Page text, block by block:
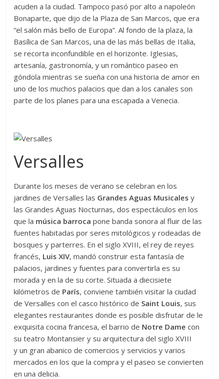
acuden a la ciudad. Tampoco pasó por alto a napoleón
Bonaparte, que dijo de la Plaza de San Marcos, que era
“el salón más bello de Europa”. Al fondo de la plaza, la
Basílica de San Marcos, una de las más bellas de Italia,
se recorta inconfundible en el horizonte. Iglesias,
artesanía, gastronomía, y un romántico paseo en
góndola mientras se sueña con una historia de amor en
uno de los muchos palacios que dan a los canales son
parte de los planes para una escapada a Venecia.
Versalles
Durante los meses de verano se celebran en los
jardines de Versalles las Grandes Aguas Musicales y
las Grandes Aguas Nocturnas, dos espectáculos en los
que la música barroca pone banda sonora al fluir de las
fuentes habitadas por seres mitológicos y rodeadas de
bosques y parterres. En el siglo XVIII, el rey de reyes
francés, Luis XIV, mandó construir esta fantasía de
palacios, jardines y fuentes para convertirla es su
morada y en la de su corte. Situada a diecisiete
kilómetros de París, conviene también visitar la ciudad
de Versalles con el casco histórico de Saint Louis, sus
elegantes restaurantes donde es posible disfrutar de le
exquisita cocina francesa, el barrio de Notre Dame con
su teatro Montansier y su arquitectura del siglo XVIII
y un gran abanico de comercios y servicios y varios
mercados en los que la compra y el paseo se convierten
en una delicia.